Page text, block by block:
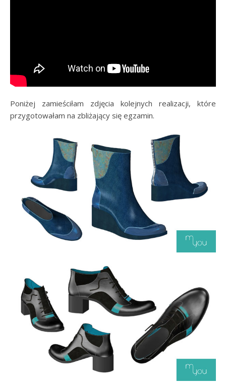
Poniżej zamieściłam zdjęcia kolejnych realizacji, które
przygotowałam na zbliżający się egzamin.